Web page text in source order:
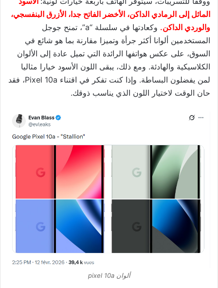
المائل إلى الرمادي الداكن، الأخضر الفاتح جدا، الأزرق البنفسجي،
والوردي الداكن.
وكعادتها في سلسلة “a”، تمنح جوجل
المستخدمين ألوانا أكثر جرأة وتميزا مقارنة بما هو شائع في
السوق، على عكس هواتفها الرائدة التي تميل عادة إلى الألوان
الكلاسيكية والهادئة. ومع ذلك، يبقى اللون الأسود خيارا مثاليا
لمن يفضلون البساطة. وإذا كنت تفكر في اقتناء Pixel 10a، فقد
حان الوقت لاختيار اللون الذي يناسب ذوقك.
ألوان pixel 10a